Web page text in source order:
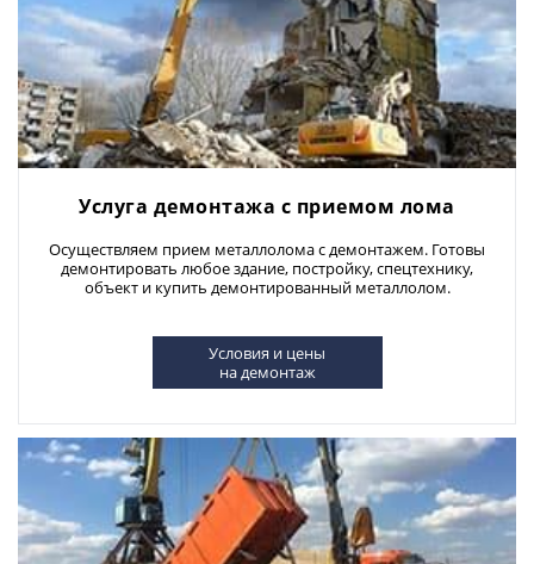
Услуга демонтажа с приемом лома
Осуществляем прием металлолома с демонтажем. Готовы
демонтировать любое здание, постройку, спецтехнику,
объект и купить демонтированный металлолом.
Условия и цены
на демонтаж